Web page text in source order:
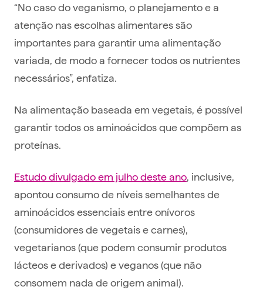
“No caso do veganismo, o planejamento e a
atenção nas escolhas alimentares são
importantes para garantir uma alimentação
variada, de modo a fornecer todos os nutrientes
necessários”, enfatiza.
Na alimentação baseada em vegetais, é possível
garantir todos os aminoácidos que compõem as
proteínas.
Estudo divulgado em julho deste ano, inclusive,
apontou consumo de níveis semelhantes de
aminoácidos essenciais entre onívoros
(consumidores de vegetais e carnes),
vegetarianos (que podem consumir produtos
lácteos e derivados) e veganos (que não
consomem nada de origem animal).